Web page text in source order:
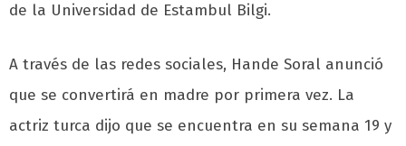
de la Universidad de Estambul Bilgi.
A través de las redes sociales, Hande Soral anunció
que se convertirá en madre por primera vez. La
actriz turca dijo que se encuentra en su semana 19 y